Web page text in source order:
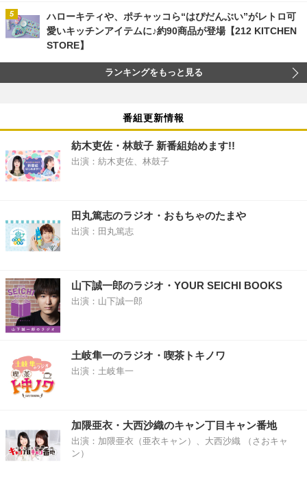
ハローキティや、ポチャッコら“はぴだんぶい”がレトロ可
愛いキッチンアイテムに♪約90商品が登場【212 KITCHEN
STORE】
ランキングをもっと見る
番組更新情報
紡木吏佐・林鼓子 新番組始めます!!
出演：紡木吏佐、林鼓子
田丸篤志のラジオ・おもちゃのたまや
出演：田丸篤志
山下誠一郎のラジオ・YOUR SEICHI BOOKS
出演：山下誠一郎
土岐隼一のラジオ・喫茶トキノワ
出演：土岐隼一
加隈亜衣・大西沙織のキャン丁目キャン番地
出演：加隈亜衣（亜衣キャン）、大西沙織 （さおキャ
ン）